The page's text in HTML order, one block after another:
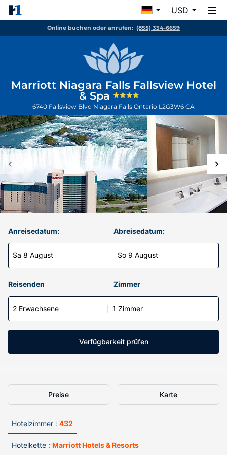
USD
Online buchen oder anrufen: (855) 334-6659
Marriott Niagara Falls Fallsview Hotel
& Spa
6740 Fallsview Blvd Niagara Falls Ontario L2G3W6 CA
Anreisedatum:
Sa 8 August
Abreisedatum:
So 9 August
Reisenden Zimmer
2 Erwachsene 1 Zimmer
Verfügbarkeit prüfen
Preise Karte
Hotelzimmer : 432
Hotelkette : Marriott Hotels & Resorts